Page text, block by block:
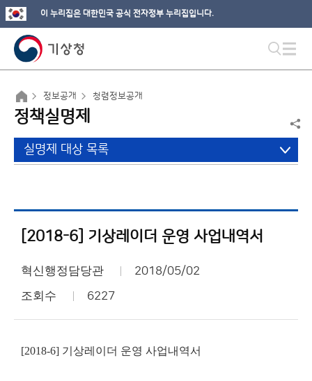
이 누리집은 대한민국 공식 전자정부 누리집입니다.
정보공개 청렴정보공개
정책실명제
실명제 대상 목록
[2018-6] 기상레이더 운영 사업내역서
혁신행정담당관 2018/05/02
조회수 6227
[2018-6] 기상레이더 운영 사업내역서